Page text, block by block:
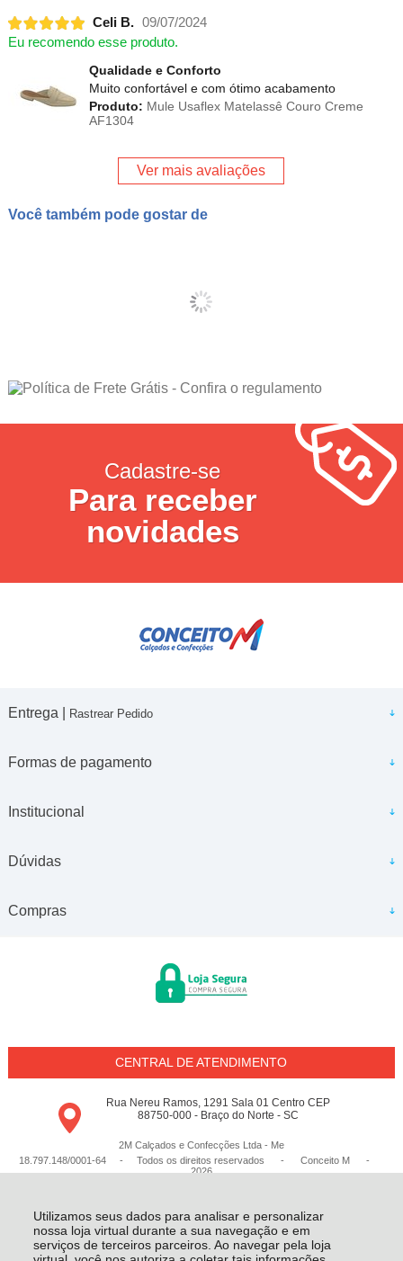
Utilizamos seus dados para analisar e personalizar
nossa loja virtual durante a sua navegação e em
serviços de terceiros parceiros. Ao navegar pela loja
Celi B. 09/07/2024
Eu recomendo esse produto.
Qualidade e Conforto
Muito confortável e com ótimo acabamento
Produto: Mule Usaflex Matelassê Couro Creme
AF1304
Ver mais avaliações
Você também pode gostar de
Cadastre-se
Para receber
novidades
Entrega | Rastrear Pedido
Formas de pagamento
Institucional
Dúvidas
Compras
CENTRAL DE ATENDIMENTO
Rua Nereu Ramos, 1291 Sala 01 Centro CEP
88750-000 - Braço do Norte - SC
2M Calçados e Confecções Ltda - Me
18.797.148/0001-64 - Todos os direitos reservados
- Conceito M
-
2026